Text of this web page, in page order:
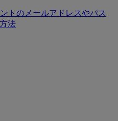
トのメールアドレスやパス
法